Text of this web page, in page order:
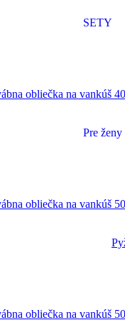
SETY
Pre ženy
obliečka na vankúš
obliečka na vankúš
obliečka na vankúš